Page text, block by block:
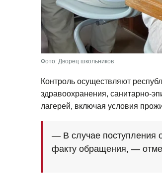
Фото: Дворец школьников
Контроль осуществляют
здравоохранения, санитарно-
лагерей, включая условия
— В случае поступления
факту обращения, —